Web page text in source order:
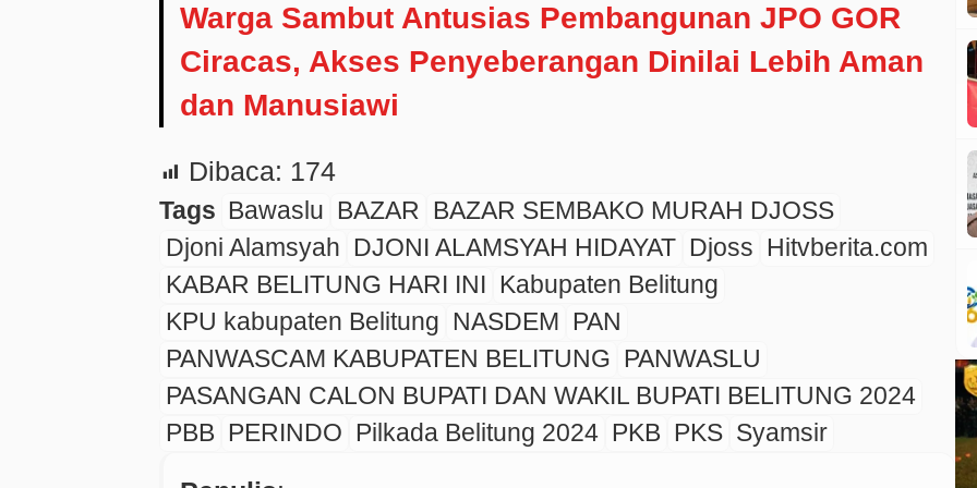
Warga Sambut Antusias Pembangunan JPO GOR
Ciracas, Akses Penyeberangan Dinilai Lebih Aman
dan Manusiawi
Dibaca: 174
Tags Bawaslu BAZAR BAZAR SEMBAKO MURAH DJOSS
Djoni Alamsyah DJONI ALAMSYAH HIDAYAT Djoss Hitvberita.com
KABAR BELITUNG HARI INI Kabupaten Belitung
KPU kabupaten Belitung NASDEM PAN
PANWASCAM KABUPATEN BELITUNG PANWASLU
PASANGAN CALON BUPATI DAN WAKIL BUPATI BELITUNG 2024
PBB PERINDO Pilkada Belitung 2024 PKB PKS Syamsir